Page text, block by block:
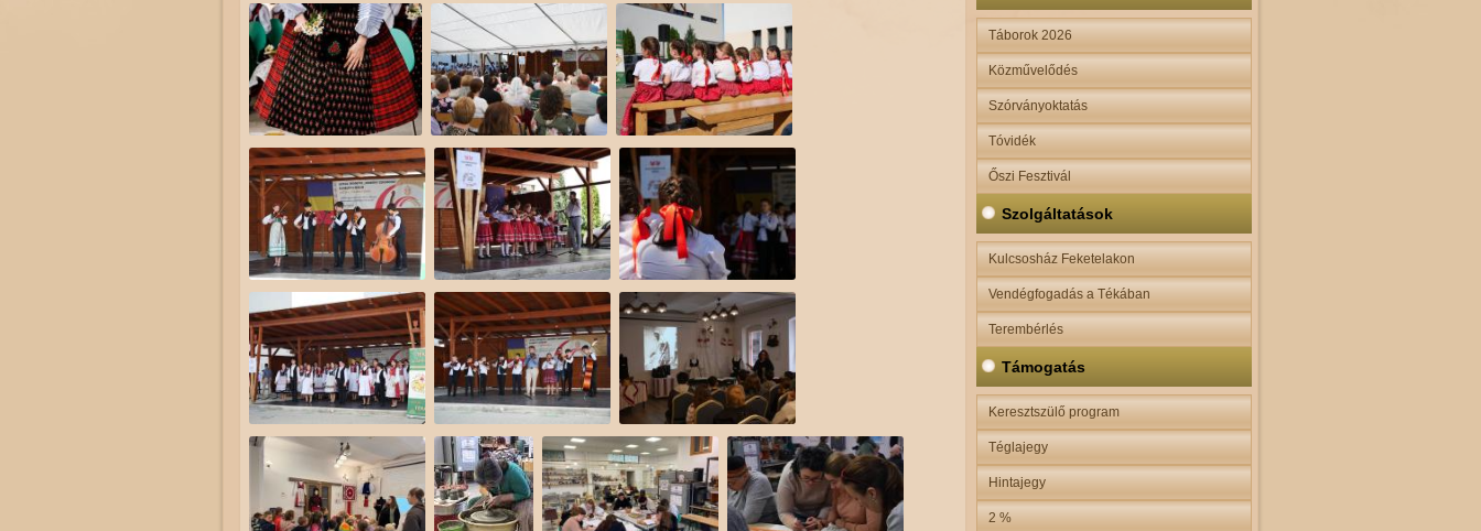
Táborok 2026
Közművelődés
Szórványoktatás
Tóvidék
Őszi Fesztivál
Szolgáltatások
Kulcsosház Feketelakon
Vendégfogadás a Tékában
Terembérlés
Támogatás
Keresztszülő program
Téglajegy
Hintajegy
2 %